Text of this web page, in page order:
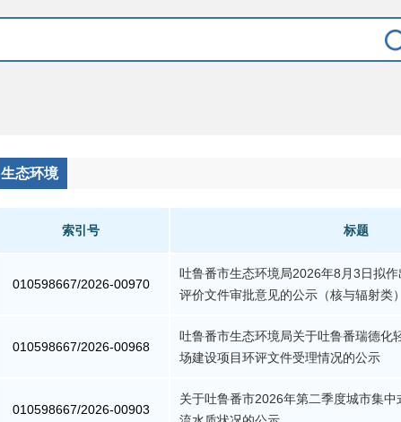
生态环境
索引号 标题
010598667/2026-00970
吐鲁番市生态环境局2026年8月3日拟
评价文件审批意见的公示（核与辐射类）
010598667/2026-00968
吐鲁番市生态环境局关于吐鲁番瑞德化
场建设项目环评文件受理情况的公示
010598667/2026-00903
关于吐鲁番市2026年第二季度城市集